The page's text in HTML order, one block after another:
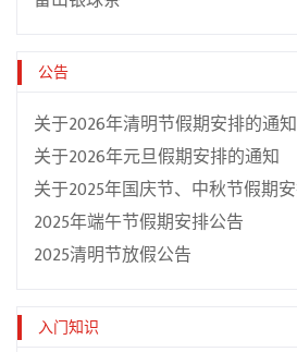
公告
关于2026年清明节假期安排的通知
关于2026年元旦假期安排的通知
2025年端午节假期安排公告
2025清明节放假公告
入门知识